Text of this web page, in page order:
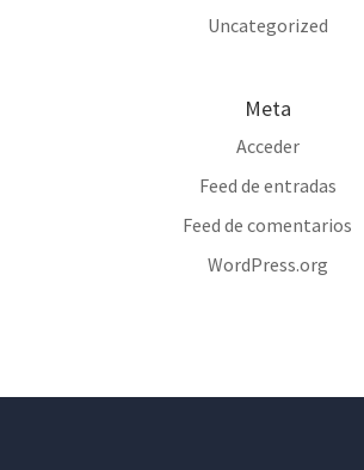
Uncategorized
Meta
Acceder
Feed de entradas
Feed de comentarios
WordPress.org